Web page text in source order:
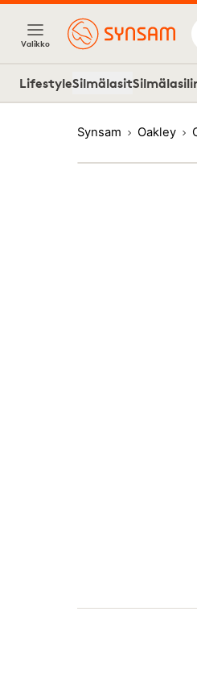
Valikko
LifestyleSilmälasit
Synsam Oakley